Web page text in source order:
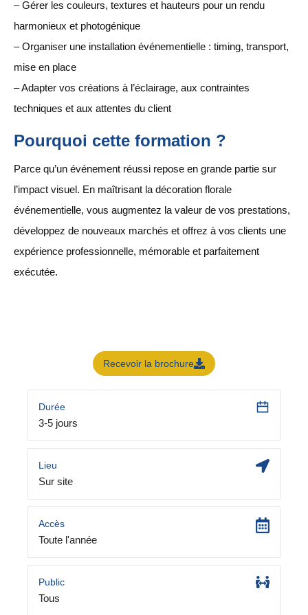
– Gérer les couleurs, textures et hauteurs pour un rendu
harmonieux et photogénique
– Organiser une installation événementielle : timing, transport,
mise en place
– Adapter vos créations à l’éclairage, aux contraintes
techniques et aux attentes du client
Pourquoi cette formation ?
Parce qu’un événement réussi repose en grande partie sur
l’impact visuel. En maîtrisant la décoration florale
événementielle, vous augmentez la valeur de vos prestations,
développez de nouveaux marchés et offrez à vos clients une
expérience professionnelle, mémorable et parfaitement
exécutée.
Recevoir la brochure
Durée
3-5 jours
Lieu
Sur site
Accès
Toute l'année
Public
Tous